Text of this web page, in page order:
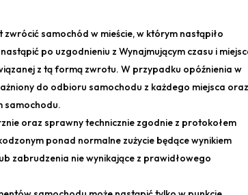
samochód w mieście, w którym nastąpiło
po uzgodnieniu z Wynajmującym czasu i
z tą formą zwrotu. W przypadku opóźnienia w
do odbioru samochodu z każdego miejsca
samochodu.
oraz sprawny technicznie zgodnie z protokołem
ponad normalne zużycie będące wynikiem
zabrudzenia nie wynikające z prawidłowego